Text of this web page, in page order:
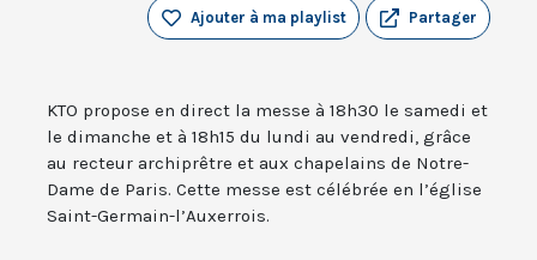
Partager
Ajouter à ma playlist
KTO propose en direct la messe à 18h30 le samedi et
le dimanche et à 18h15 du lundi au vendredi, grâce
au recteur archiprêtre et aux chapelains de Notre-
Dame de Paris. Cette messe est célébrée en l’église
Saint-Germain-l’Auxerrois.